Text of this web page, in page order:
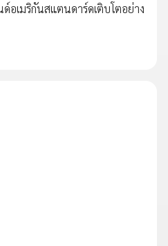
อเมริกันสแตนดาร์ดเติบโตอย่าง